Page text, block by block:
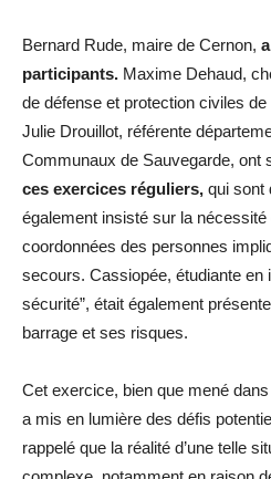
Bernard Rude, maire de Cernon,
participants. Maxime Dehaud,
de défense et protection civiles
Julie Drouillot, référente
Communaux de Sauvegarde, ont
ces exercices réguliers, qui sont
également insisté sur la
coordonnées des personnes
secours. Cassiopée, étudiante en
sécurité”, était également
barrage et ses risques.
Cet exercice, bien que mené
a mis en lumière des défis
rappelé que la réalité d’une telle